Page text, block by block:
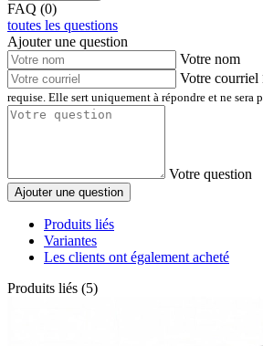
FAQ (0)
toutes les questions
Ajouter une question
Votre nom
Votre courriel
requise. Elle sert uniquement à répondre et ne sera
Votre question
Ajouter une question
Produits liés
Variantes
Les clients ont également acheté
Produits liés (5)